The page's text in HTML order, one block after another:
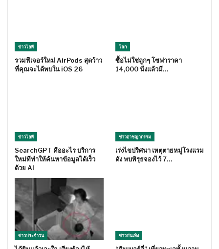
ข่าวไอที
รวมฟีเจอร์ใหม่ AirPods สุดว้าว
ที่คุณจะได้พบใน iOS 26
โลก
ซื้อไม่ใช่ถูกๆ โซฟาราคา
14,000 นั่งแล้วมี…
ข่าวไอที
SearchGPT คืออะไร บริการ
ใหม่ทีทำให้ค้นหาข้อมูลได้เร็ว
ด้วย AI
ข่าวอาชญากรรม
เร่งไขปริศนา เหตุตายหมู่โรงแรม
ดัง พบพิรุธจองไว้ 7…
ข่าวประจำวัน ข่าวบันเทิง